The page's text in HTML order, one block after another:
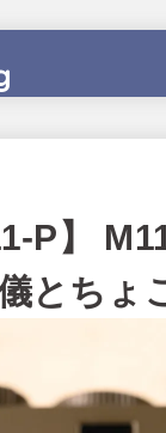
P】
とちょ